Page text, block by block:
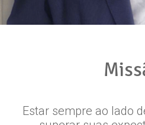
Estar sempre ao lado